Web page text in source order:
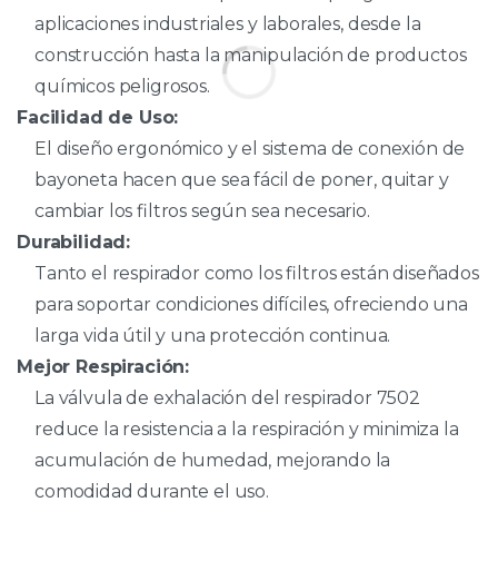
aplicaciones industriales y laborales, desde la
construcción hasta la manipulación de productos
químicos peligrosos.
Facilidad de Uso:
El diseño ergonómico y el sistema de conexión de
bayoneta hacen que sea fácil de poner, quitar y
cambiar los filtros según sea necesario.
Durabilidad:
Tanto el respirador como los filtros están diseñados
para soportar condiciones difíciles, ofreciendo una
larga vida útil y una protección continua.
Mejor Respiración:
La válvula de exhalación del respirador 7502
reduce la resistencia a la respiración y minimiza la
acumulación de humedad, mejorando la
comodidad durante el uso.